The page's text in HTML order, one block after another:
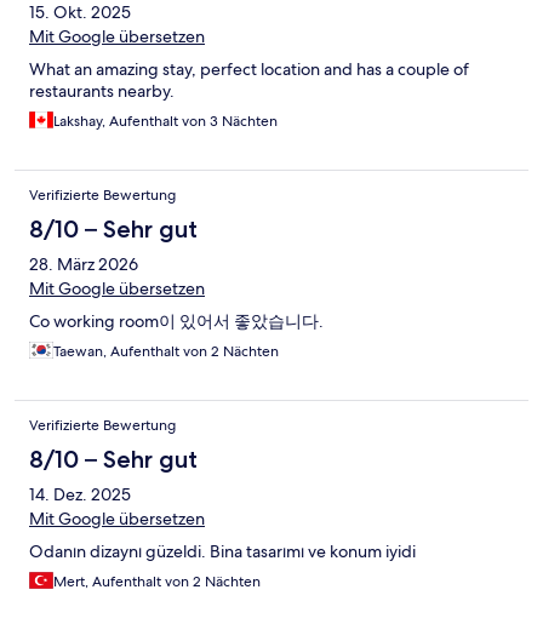
15. Okt. 2025
Mit Google übersetzen
What an amazing stay, perfect location and has a couple of
restaurants nearby.
Lakshay, Aufenthalt von 3 Nächten
Verifizierte Bewertung
8/10 – Sehr gut
28. März 2026
Mit Google übersetzen
Co working room이 있어서 좋았습니다.
Taewan, Aufenthalt von 2 Nächten
Verifizierte Bewertung
8/10 – Sehr gut
14. Dez. 2025
Mit Google übersetzen
Odanın dizaynı güzeldi. Bina tasarımı ve konum iyidi
Mert, Aufenthalt von 2 Nächten